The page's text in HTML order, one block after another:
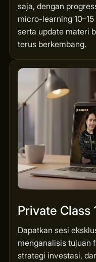
saja, dengan
micro-learning
serta update materi
terus berkembang.
Private Class
Dapatkan sesi
menganalisis tujuan
strategi investasi,